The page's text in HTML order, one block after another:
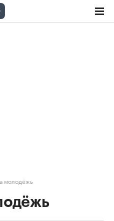
молодёжь